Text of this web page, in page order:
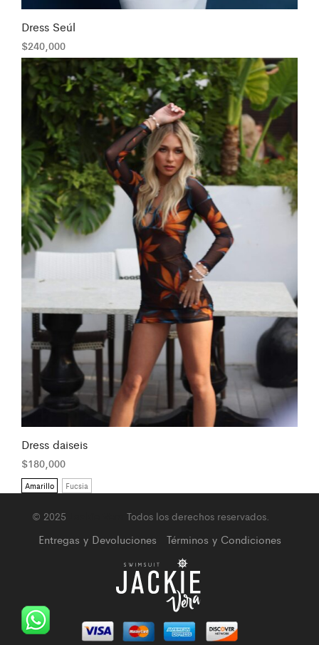
Dress Seúl
$240,000
Dress daiseis
$180,000
Amarillo Fucsia
© 2025 Todos los derechos reservados.
Entregas y Devoluciones Términos y Condiciones